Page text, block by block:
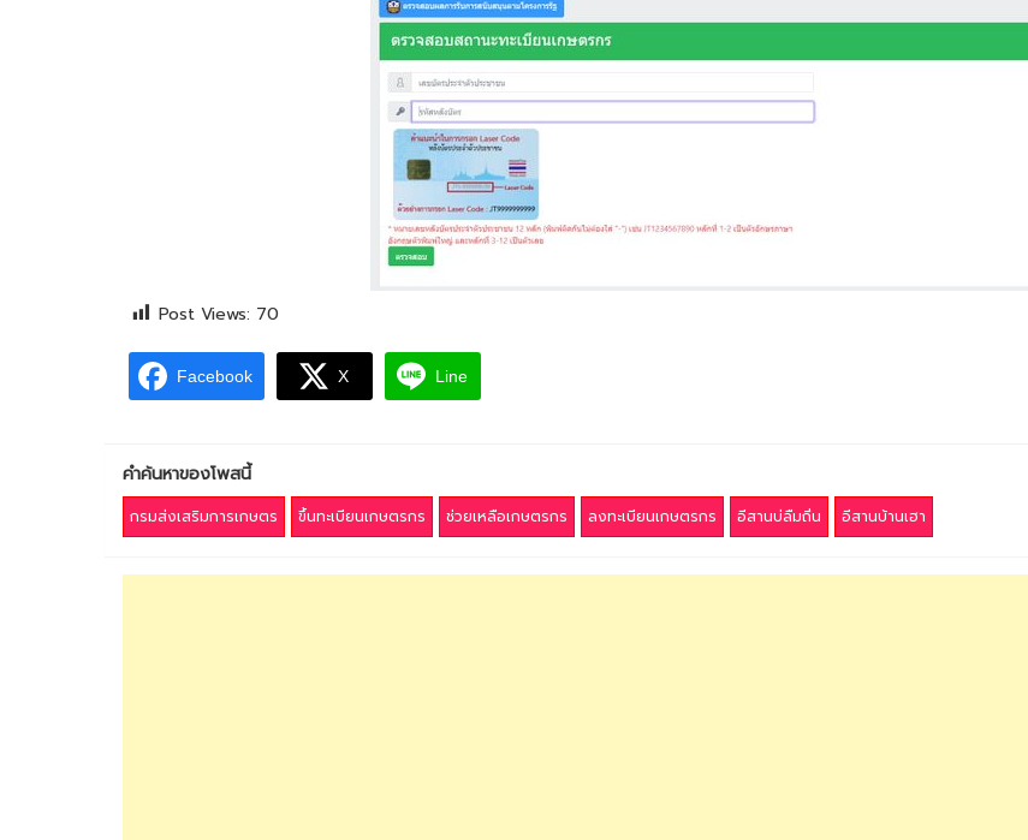
Post Views: 70
Facebook X Line
คำค้นหาของโพสนี้
กรมส่งเสริมการเกษตร ขึ้นทะเบียนเกษตรกร ช่วยเหลือเกษตรกร ลงทะเบียนเกษตรกร อีสานบ่ลืมถิ่น อีสานบ้านเฮา